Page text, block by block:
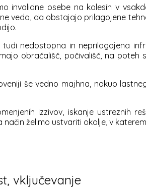
osebe na kolesih v
vedo, da obstajajo prilagojene
nedostopna in neprilagojena
obračališč, počivališč, na
še vedno majhna, nakup
izzivov, iskanje ustreznih
želimo ustvariti okolje, v
vključevanje